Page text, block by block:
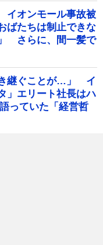
イオンモール事故被
ばたちは制止できな
さらに、間一髪で
き継ぐことが…」 イ
」エリート社長はハ
っていた「経営哲